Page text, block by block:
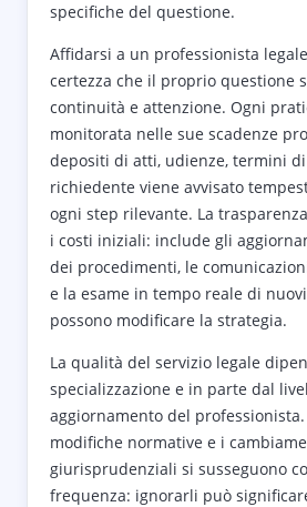
specifiche del questione.
Affidarsi a un professionista
certezza che il proprio questione
continuità e attenzione. Ogni
monitorata nelle sue scadenze
depositi di atti, udienze, termini
richiedente viene avvisato
ogni step rilevante. La
i costi iniziali: include gli
dei procedimenti, le
e la esame in tempo reale di
possono modificare la strategia.
La qualità del servizio legale
specializzazione e in parte dal
aggiornamento del
modifiche normative e i
giurisprudenziali si susseguono
frequenza: ignorarli può